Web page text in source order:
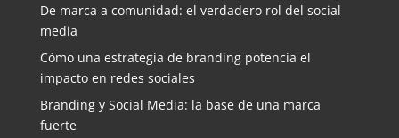
De marca a comunidad: el verdadero rol del social
media
Cómo una estrategia de branding potencia el
impacto en redes sociales
Branding y Social Media: la base de una marca
fuerte